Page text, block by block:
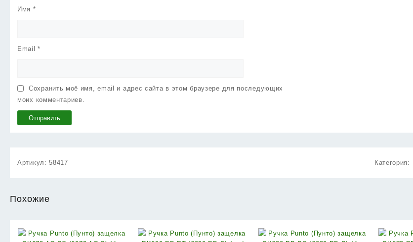
Имя *
Email*
Сохранить моё имя, email и адрес сайта в этом браузере для последующих
моих комментариев.
Артикул:58417 Категория:
Похожие